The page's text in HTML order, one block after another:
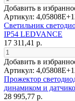
Добавить в
Артикул:
Светильник
IP54 LEDVANCE
17 311,41 р.
Добавить в
Артикул:
Прожектор
динамиком и
28 995,77 р.